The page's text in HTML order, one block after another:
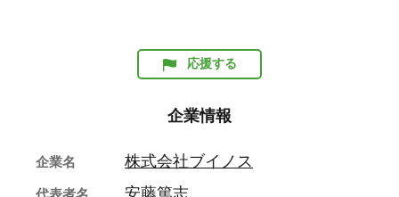
応援する
企業情報
企業名 株式会社ブイノス
代表者名 安藤篤志